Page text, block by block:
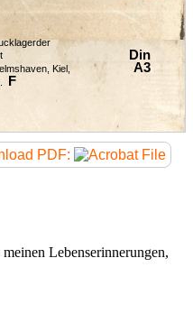
Kiel,
F
Din
A3
PDF:
meinen Lebenserinnerungen,